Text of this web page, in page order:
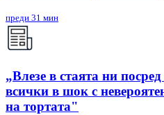
преди 31 мин
„Влезе в стаята ни
всички в шок с
на тортата"